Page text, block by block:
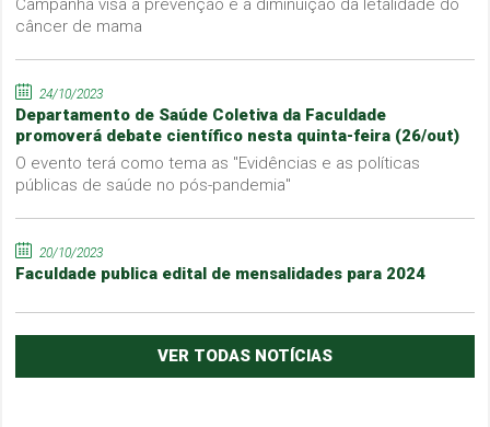
Campanha visa a prevenção e a diminuição da letalidade do
câncer de mama
24/10/2023
Departamento de Saúde Coletiva da Faculdade
promoverá debate científico nesta quinta-feira (26/out)
O evento terá como tema as "Evidências e as políticas
públicas de saúde no pós-pandemia"
20/10/2023
Faculdade publica edital de mensalidades para 2024
VER TODAS NOTÍCIAS